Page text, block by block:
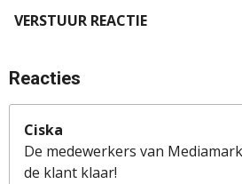
VERSTUUR REACTIE
Reacties
Ciska
De medewerkers van
de klant klaar!